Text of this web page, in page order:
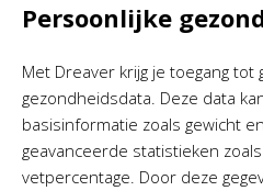
Persoonlijke
Met Dreaver krijg je toegang
gezondheidsdata. Deze data
basisinformatie zoals gewicht
geavanceerde statistieken
vetpercentage. Door deze